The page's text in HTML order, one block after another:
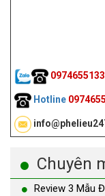
0974655133
Hotline
Chuyên
Review 3 Mẫu